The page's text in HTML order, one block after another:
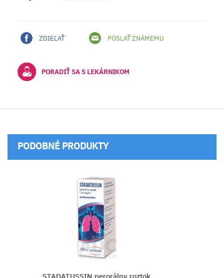
ZDIEĽAŤ POSLAŤ ZNÁMEMU
PORADIŤ SA S LEKÁRNIKOM
PODOBNÉ PRODUKTY